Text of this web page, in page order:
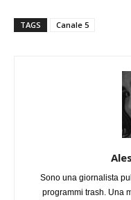
TAGS Canale 5
Sono una giornalista
programmi trash. Una